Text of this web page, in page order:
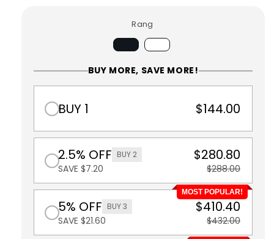
Rang
BUY MORE, SAVE MORE!
BUY 1 $144.00
2.5% OFF BUY 2
SAVE $7.20
$280.80
$288.00
MOST POPULAR!
5% OFF BUY 3
SAVE $21.60
$410.40
$432.00